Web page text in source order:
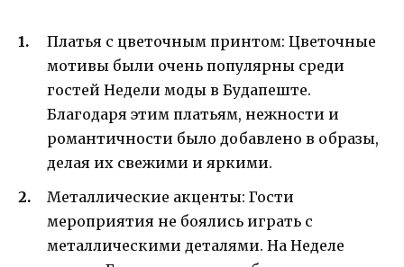
Платья с цветочным принтом: Цветочные
мотивы были очень популярны среди
гостей Недели моды в Будапеште.
Благодаря этим платьям, нежности и
романтичности было добавлено в образы,
делая их свежими и яркими.
Металлические акценты: Гости
мероприятия не боялись играть с
металлическими деталями. На Неделе